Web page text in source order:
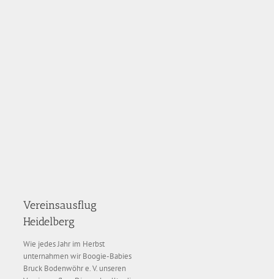
Vereinsausflug
Heidelberg
Wie jedes Jahr im Herbst
unternahmen wir Boogie-Babies
Bruck Bodenwöhr e. V. unseren